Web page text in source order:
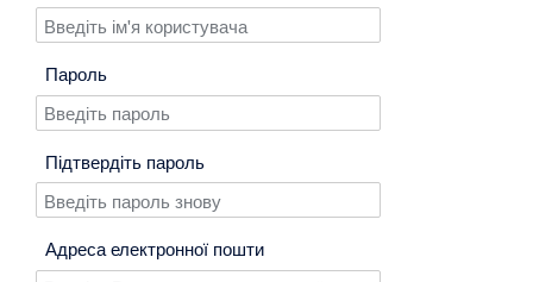
Пароль
Підтвердіть пароль
Адреса електронної пошти